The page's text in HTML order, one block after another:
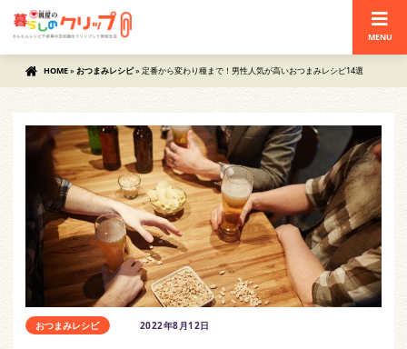
MENU
HOME» おつまみレシピ» 定番から変わり種まで！男性人気が高いおつまみレシピ14選
おつまみレシピ 2022年8月12日